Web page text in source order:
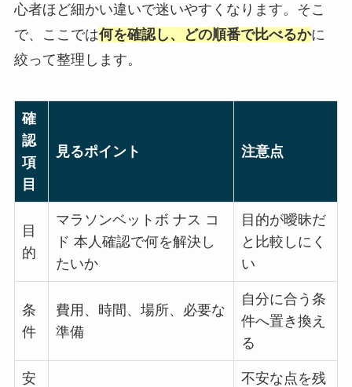
心者ほど細かい違いで迷いやすくなります。そこ
で、ここでは何を確認し、どの順番で比べるかに
絞って整理します。
確
認
項
目
見るポイント 注意点
目
的
マラソンベットボ ナス コ
ド 本人確認で何を解決し
たいか
目的が曖昧だ
と比較しにく
い
条
件
費用、時間、場所、必要な
準備
自分に合う条
件へ置き換え
る
安
不安な点を残